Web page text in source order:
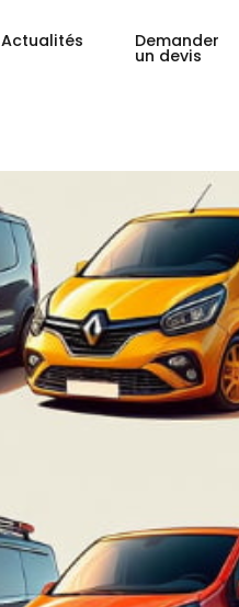
Actualités Demander
un devis